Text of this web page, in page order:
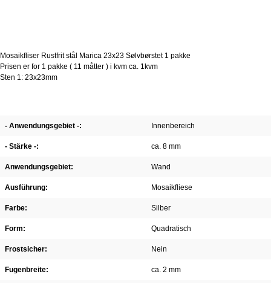
Mosaikfliser Rustfrit stål Marica 23x23 Sølvbørstet 1 pakke
Prisen er for 1 pakke ( 11 måtter ) i kvm ca. 1kvm
Sten 1: 23x23mm
- Anwendungsgebiet -: Innenbereich
- Stärke -: ca. 8 mm
Anwendungsgebiet: Wand
Ausführung: Mosaikfliese
Farbe: Silber
Form: Quadratisch
Frostsicher: Nein
Fugenbreite: ca. 2 mm